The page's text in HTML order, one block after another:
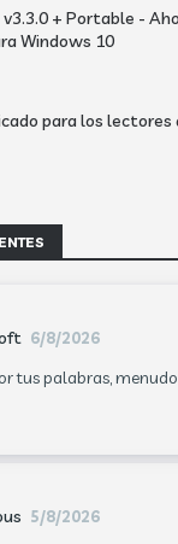
+ Portable -
Windows 10
para los lectores
6/8/2026
tus palabras,
5/8/2026